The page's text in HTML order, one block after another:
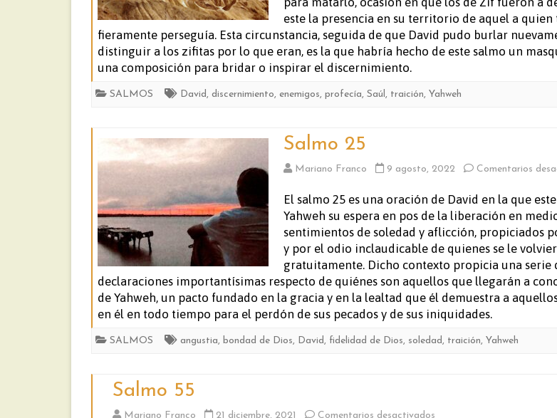
este la presencia en su territorio de aquel a quien
fieramente perseguía. Esta circunstancia, seguida de que David pudo burlar
distinguir a los zifitas por lo que eran, es la que habría hecho de este salmo un
una composición para bridar o inspirar el discernimiento.
SALMOS David, discernimiento, enemigos, profecía, Saúl, traición, Yahweh
Salmo 25
Mariano Franco 9 agosto, 2022 Comentarios
El salmo 25 es una oración de David en la que
Yahweh su espera en pos de la liberación en
sentimientos de soledad y aflicción, propiciados
y por el odio inclaudicable de quienes se le
gratuitamente. Dicho contexto propicia una serie
declaraciones importantísimas respecto de quiénes son aquellos que llegarán a
de Yahweh, un pacto fundado en la gracia y en la lealtad que él demuestra a
en él en todo tiempo para el perdón de sus pecados y de sus iniquidades.
SALMOS angustia, bondad de Dios, David, fidelidad de Dios, soledad, traición, Yahweh
Salmo 55
Mariano Franco 21 diciembre, 2021 Comentarios desactivados